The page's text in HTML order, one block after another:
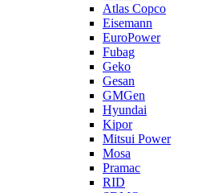
Atlas Copco
Eisemann
EuroPower
Fubag
Geko
Gesan
GMGen
Hyundai
Kipor
Mitsui Power
Mosa
Pramac
RID